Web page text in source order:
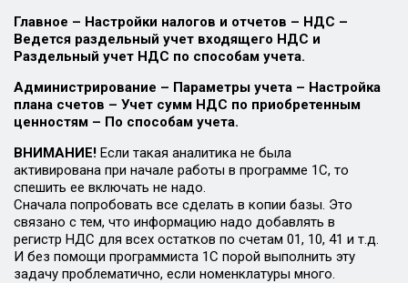
Главное – Настройки налогов и отчетов – НДС –
Ведется раздельный учет входящего НДС и
Раздельный учет НДС по способам учета.
Администрирование – Параметры учета – Настройка
плана счетов – Учет сумм НДС по приобретенным
ценностям – По способам учета.
ВНИМАНИЕ! Если такая аналитика не была
активирована при начале работы в программе 1С, то
спешить ее включать не надо.
Сначала попробовать все сделать в копии базы. Это
связано с тем, что информацию надо добавлять в
регистр НДС для всех остатков по счетам 01, 10, 41 и т.д.
И без помощи программиста 1С порой выполнить эту
задачу проблематично, если номенклатуры много.